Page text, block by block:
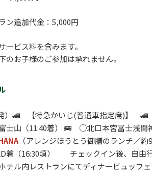
ン追加代金：5,000円
ービス料を含みます。
のお子様のご参加は承れません。
）🚄 【特急かいじ(普通車指定席)】
山（11:40着） 🚌 ○北口本宮冨士浅間
（アレンジほうとう御膳のランチ
着（16:30頃） チェックイン後、自由
テル内レストランにてディナービュッフェ